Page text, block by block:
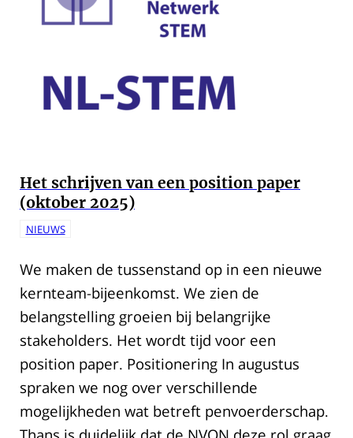
Het schrijven van een position paper
(oktober 2025)
NIEUWS
We maken de tussenstand op in een nieuwe
kernteam-bijeenkomst. We zien de
belangstelling groeien bij belangrijke
stakeholders. Het wordt tijd voor een
position paper. Positionering In augustus
spraken we nog over verschillende
mogelijkheden wat betreft penvoerderschap.